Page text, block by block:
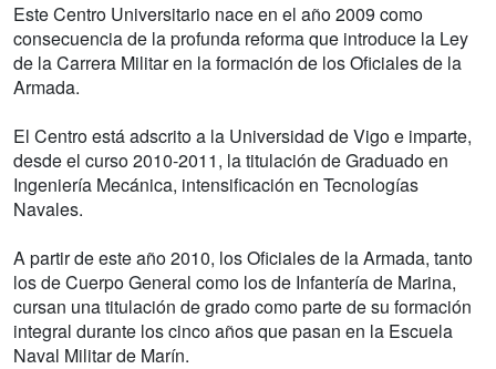
Este Centro Universitario nace en el año 2009 como
consecuencia de la profunda reforma que introduce la Ley
de la Carrera Militar en la formación de los Oficiales de la
Armada.
El Centro está adscrito a la Universidad de Vigo e imparte,
desde el curso 2010-2011, la titulación de Graduado en
Ingeniería Mecánica, intensificación en Tecnologías
Navales.
A partir de este año 2010, los Oficiales de la Armada, tanto
los de Cuerpo General como los de Infantería de Marina,
cursan una titulación de grado como parte de su formación
integral durante los cinco años que pasan en la Escuela
Naval Militar de Marín.